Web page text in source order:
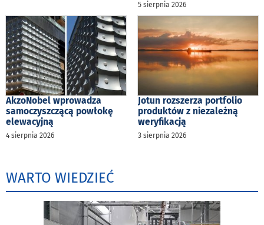
5 sierpnia 2026
AkzoNobel wprowadza
samoczyszczącą powłokę
elewacyjną
4 sierpnia 2026
Jotun rozszerza portfolio
produktów z niezależną
weryfikacją
3 sierpnia 2026
WARTO WIEDZIEĆ